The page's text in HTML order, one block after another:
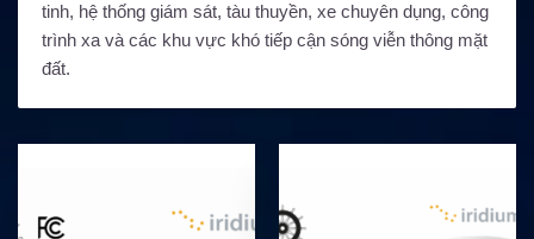
tinh, hệ thống giám sát, tàu thuyền, xe chuyên dụng, công
trình xa và các khu vực khó tiếp cận sóng viễn thông mặt
đất.